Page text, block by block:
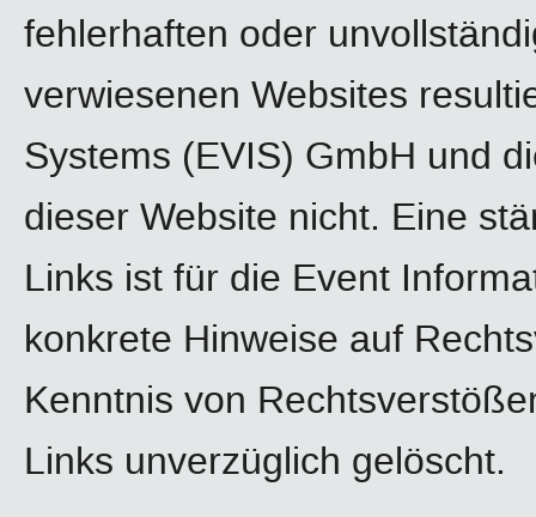
fehlerhaften oder
verwiesenen Websites
Systems (EVIS) GmbH und
dieser Website nicht. Eine
Links ist für die Event
konkrete Hinweise auf
Kenntnis von
Links unverzüglich gelöscht.